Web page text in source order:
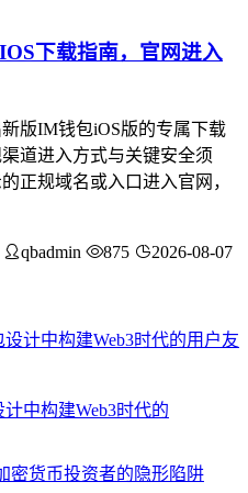
下载指南，官网进入
版IM钱包iOS版的专属下载
道进入方式与关键安全须
正规域名或入口进入官网，
qbadmin 875 2026-08-07
中构建Web3时代的